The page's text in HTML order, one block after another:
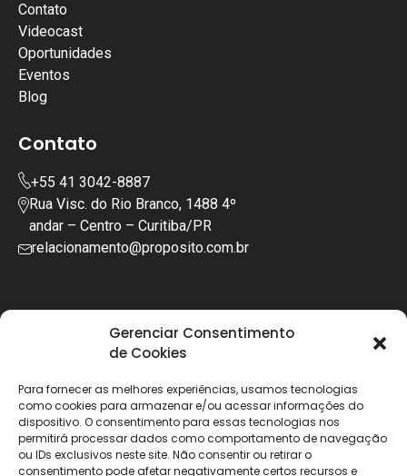
Gerenciar Consentimento
de Cookies
Para fornecer as melhores experiências, usamos tecnologias
como cookies para armazenar e/ou acessar informações do
dispositivo. O consentimento para essas tecnologias nos
permitirá processar dados como comportamento de navegação
ou IDs exclusivos neste site. Não consentir ou retirar o
consentimento pode afetar negativamente certos recursos e
Contato
Videocast
Oportunidades
Eventos
Blog
Contato
+55 41 3042-8887
Rua Visc. do Rio Branco, 1488 4º
andar – Centro – Curitiba/PR
relacionamento@proposito.com.br